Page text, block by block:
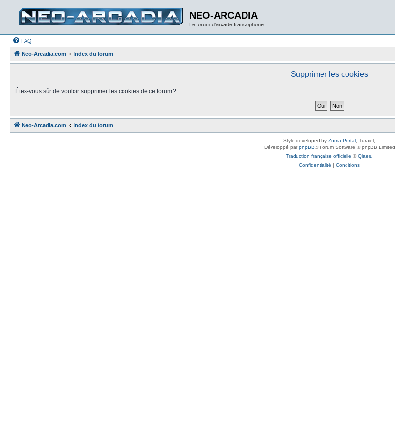
NEO-ARCADIA
Le forum d'arcade francophone
FAQ
Neo-Arcadia.com Index du forum
Supprimer les cookies
Êtes-vous sûr de vouloir supprimer les cookies de ce forum ?
Neo-Arcadia.com Index du forum
Style developed by Zuma Portal , Turaiel,
Développé parphpBB® Forum Software © phpBB Limited
Traduction française officielle ©Qiaeru
Confidentialité | Conditions